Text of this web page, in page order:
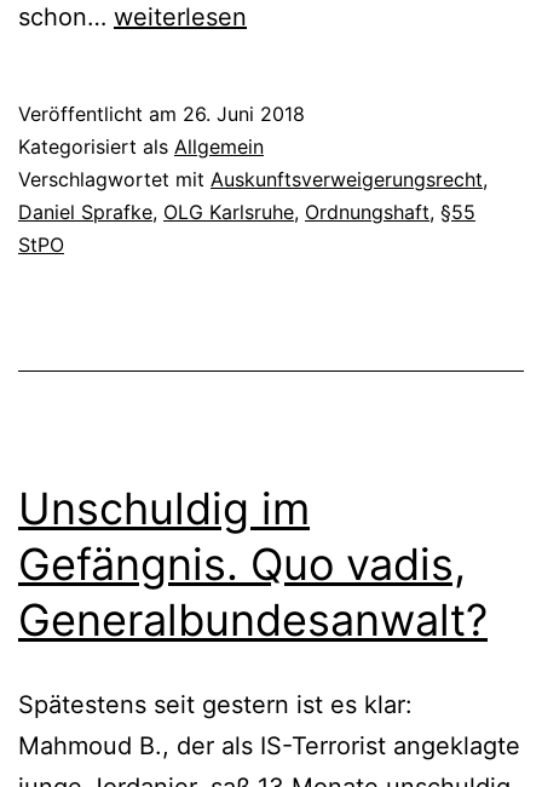
schon… weiterlesen
Veröffentlicht am 26. Juni 2018
Kategorisiert als Allgemein
Verschlagwortet mit Auskunftsverweigerungsrecht,
Daniel Sprafke, OLG Karlsruhe, Ordnungshaft, §55
StPO
Unschuldig im
Gefängnis. Quo vadis,
Generalbundesanwalt?
Spätestens seit gestern ist es klar:
Mahmoud B., der als IS-Terrorist angeklagte